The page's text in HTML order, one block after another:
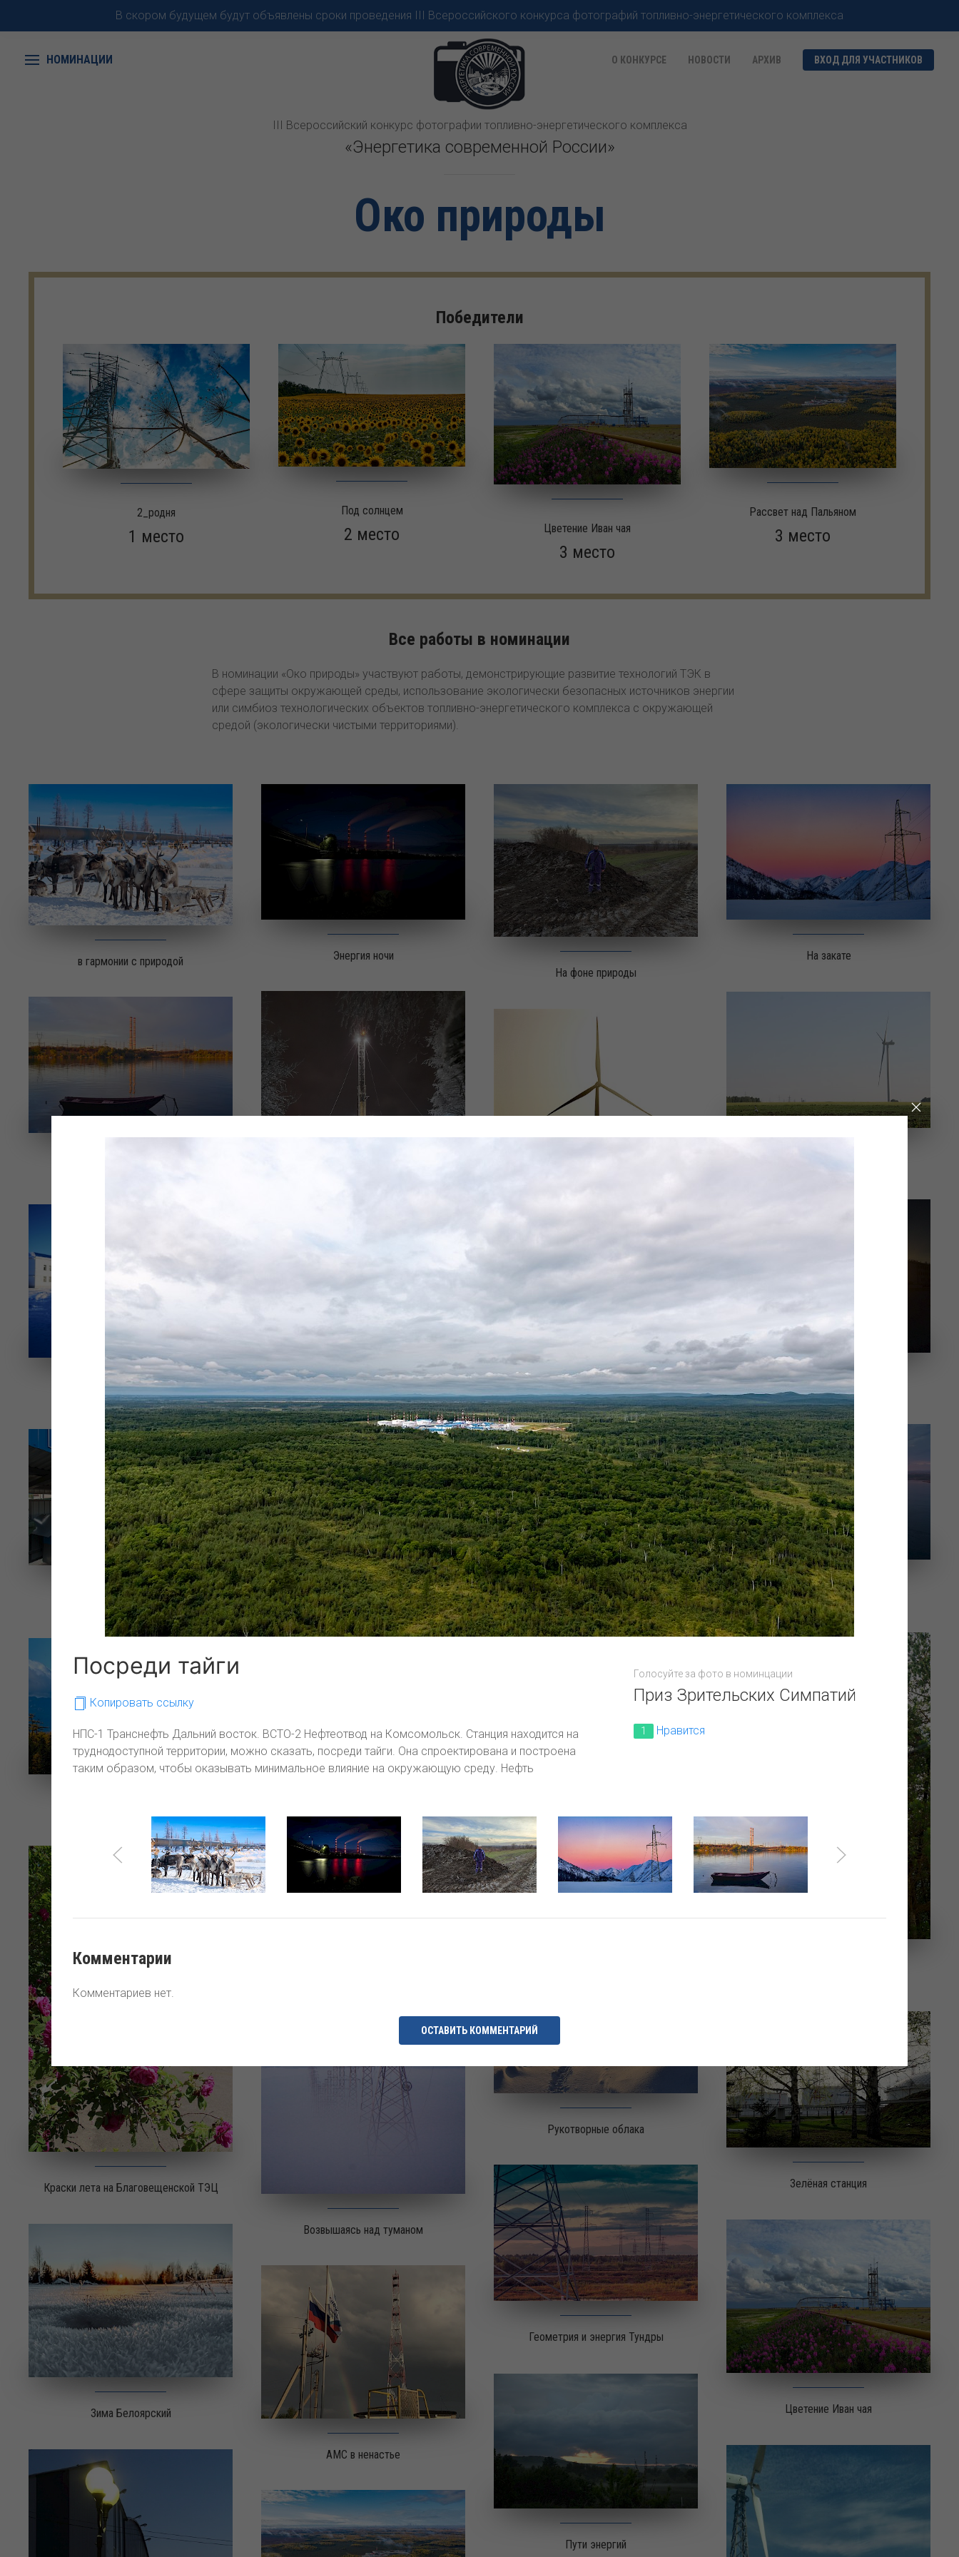
В скором будущем будут объявлены сроки проведения III Всероссийского конкурса фотографий топливно-энергетического комплекса
НОМИНАЦИИ О КОНКУРСЕ НОВОСТИ АРХИВ ВХОД ДЛЯ УЧАСТНИКОВ
III Всероссийский конкурс фотографии топливно-энергетического комплекса
«Энергетика современной России»
Око природы
Победители
2_родня
1 место
Под солнцем
2 место Цветение Иван чая
3 место
Рассвет над Пальяном
3 место
Все работы в номинации
В номинации «Око природы» участвуют работы, демонстрирующие развитие технологий ТЭК в
сфере защиты окружающей среды, использование экологически безопасных источников энергии
или симбиоз технологических объектов топливно-энергетического комплекса с окружающей
средой (экологически чистыми территориями).
в гармонии с природой
Энергия ночи
На фоне природы
На закате
"2_Глазами природы"
Морозная краса
Весна идет!
Закат над полярным кругом
С заботой о природе
С высоты птичьего полёта
"Арктическая"
Возвышаясь над туманом
Краски лета на Благовещенской ТЭЦ
АМС в ненастье
Рукотворные облака
Зелёная станция
Зима Белоярский
Геометрия и энергия Тундры
Цветение Иван чая
Пути энергий
Посреди тайги
Копировать ссылку
НПС-1 Транснефть Дальний восток. ВСТО-2 Нефтеотвод на Комсомольск. Станция находится на
труднодоступной территории, можно сказать, посреди тайги. Она спроектирована и построена
таким образом, чтобы оказывать минимальное влияние на окружающую среду. Нефть
Голосуйте за фото в номинцации
Приз Зрительских Симпатий
1 Нравится
Комментарии
Комментариев нет.
ОСТАВИТЬ КОММЕНТАРИЙ